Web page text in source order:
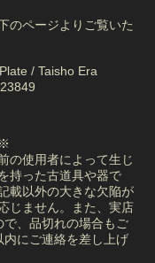
のページよりご覧いた
/ Taisho Era
の使用者によって生じ
持った古道具や器で
載以外の大きな欠陥が
じません。また、実店
、品切れの場合もご
にご連絡を差し上げ